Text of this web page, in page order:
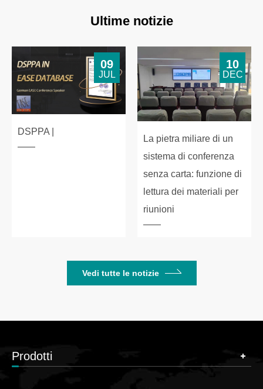
Ultime notizie
DSPPA |
09
JUL
La pietra miliare di un
sistema di conferenza
senza carta: funzione di
lettura dei materiali per
riunioni
10
DEC
Vedi tutte le notizie
Prodotti